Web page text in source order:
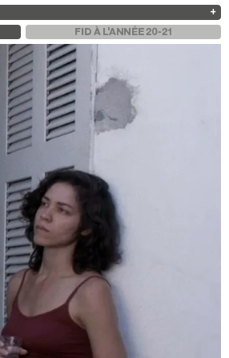
2021
2020
2019
FID À L'ANNÉE 20-21